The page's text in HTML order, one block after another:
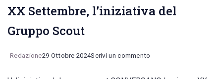
XX Settembre, l’iniziativa del
Gruppo Scout
Redazione29 Ottobre 2024Scrivi un commento